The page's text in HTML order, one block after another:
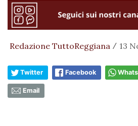
Redazione TuttoReggiana / 13
Twitter Facebook
Email